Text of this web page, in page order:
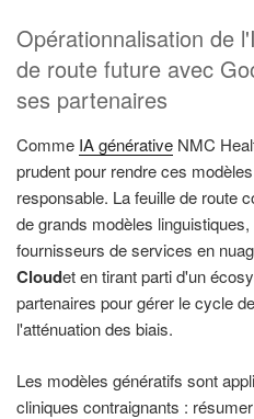
Opérationnalisation de
de route future avec
ses partenaires
Comme IA générative NMC
prudent pour rendre ces
responsable. La feuille de route
de grands modèles
fournisseurs de services en
Cloudet en tirant parti d'un
partenaires pour gérer le cycle
l'atténuation des biais.
Les modèles génératifs sont
cliniques contraignants :